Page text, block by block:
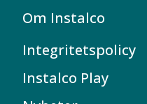
Om Instalco
Integritetspolicy
Instalco Play